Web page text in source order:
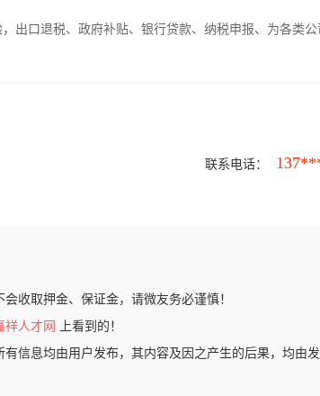
出口退税、政府补贴、银行贷款、纳税申报、为各类
联系电话：
收取押金、保证金，请微友务必谨慎！
祥人才网
上看到的！
有信息均由用户发布，其内容及因之产生的后果，均由